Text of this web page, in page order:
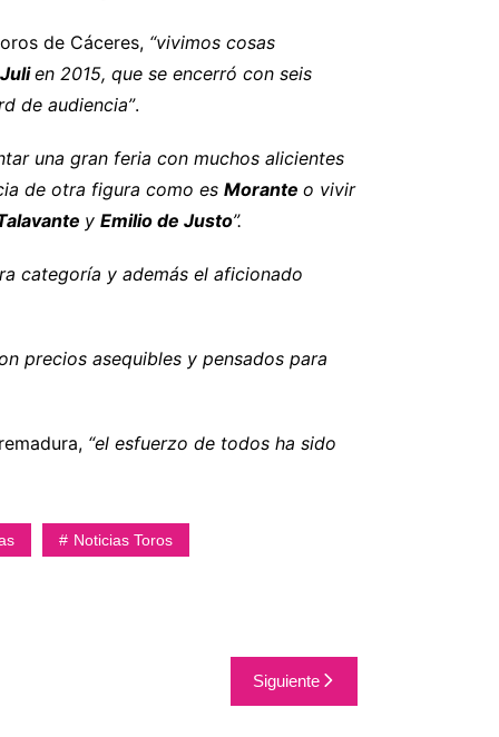
de Cáceres, “vivimos cosas
en 2015, que se encerró con seis
de audiencia”.
una gran feria con muchos alicientes
de otra figura como es Morante o vivir
y Emilio de Justo”.
categoría y además el aficionado
precios asequibles y pensados para
“el esfuerzo de todos ha sido
Noticias Toros
Siguiente